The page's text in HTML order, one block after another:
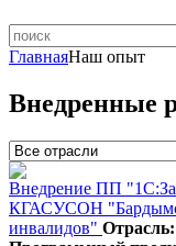
ГлавнаяНаш опыт
Внедренные
Внедрение ПП
КГАСУСОН
инвалидов" Отрасль: